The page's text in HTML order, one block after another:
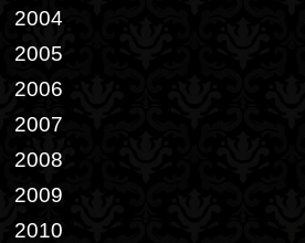
2004
2005
2006
2007
2008
2009
2010